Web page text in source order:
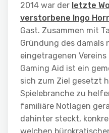
2014 war der letzte
verstorbene Ingo
Gast. Zusammen mit
Gründung des damals
eingetragenen Vereins
Gaming Aid ist ein
sich zum Ziel gesetzt
Spielebranche zu
familiäre Notlagen
dahinter steckt,